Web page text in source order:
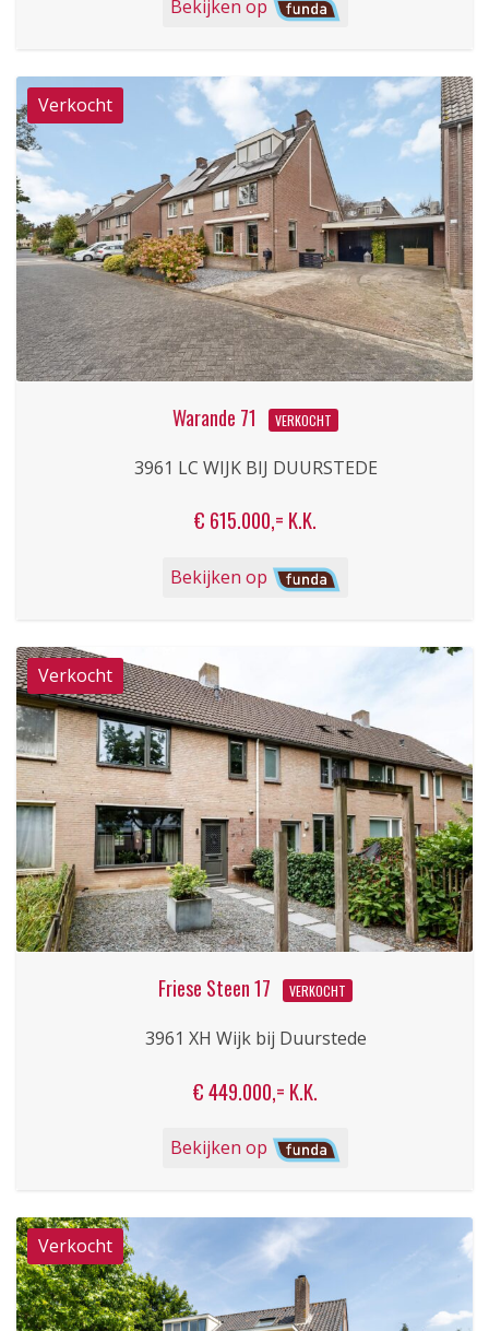
Bekijken op
Warande 71 VERKOCHT
3961 LC WIJK BIJ DUURSTEDE
€ 615.000,= K.K.
Bekijken op
Friese Steen 17 VERKOCHT
3961 XH Wijk bij Duurstede
€ 449.000,= K.K.
Bekijken op